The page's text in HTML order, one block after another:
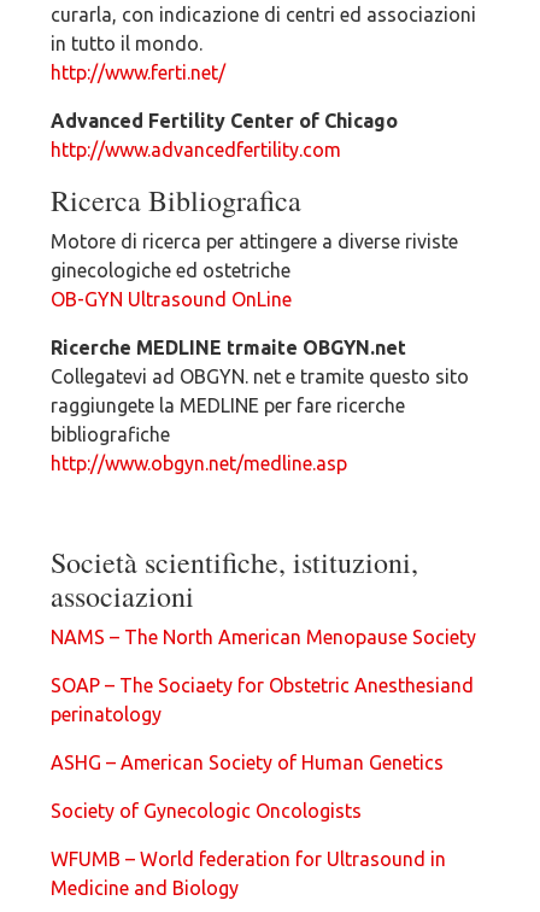
curarla, con indicazione di centri ed associazioni
in tutto il mondo.
http://www.ferti.net/
Advanced Fertility Center of Chicago
http://www.advancedfertility.com
Ricerca Bibliografica
Motore di ricerca per attingere a diverse riviste
ginecologiche ed ostetriche
OB-GYN Ultrasound OnLine
Ricerche MEDLINE trmaite OBGYN.net
Collegatevi ad OBGYN. net e tramite questo sito
raggiungete la MEDLINE per fare ricerche
bibliografiche
http://www.obgyn.net/medline.asp
Società scientifiche, istituzioni,
associazioni
NAMS – The North American Menopause Society
SOAP – The Sociaety for Obstetric Anesthesiand
perinatology
ASHG – American Society of Human Genetics
Society of Gynecologic Oncologists
WFUMB – World federation for Ultrasound in
Medicine and Biology